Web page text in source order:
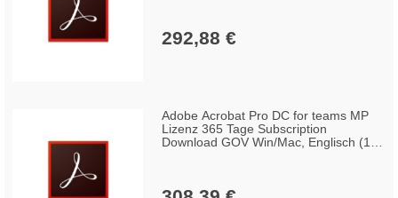
292,88 €
Adobe Acrobat Pro DC for teams MP
Lizenz 365 Tage Subscription
Download GOV Win/Mac, Englisch (1-9